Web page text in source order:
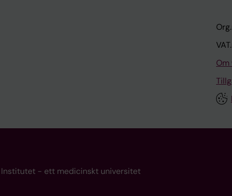
Institutet - ett medicinskt universitet